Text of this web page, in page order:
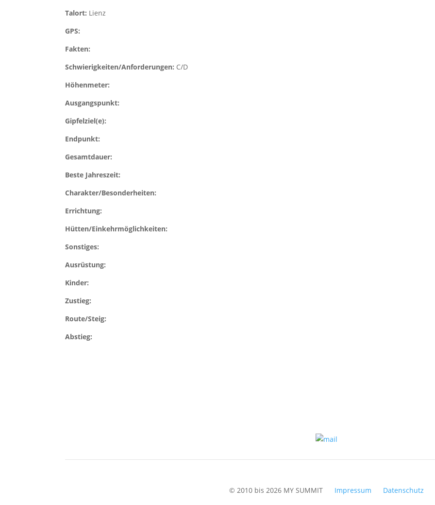
Talort: Lienz
GPS:
Fakten:
Schwierigkeiten/Anforderungen: C/D
Höhenmeter:
Ausgangspunkt:
Gipfelziel(e):
Endpunkt:
Gesamtdauer:
Beste Jahreszeit:
Charakter/Besonderheiten:
Errichtung:
Hütten/Einkehrmöglichkeiten:
Sonstiges:
Ausrüstung:
Kinder:
Zustieg:
Route/Steig:
Abstieg:
© 2010 bis 2026 MY SUMMIT Impressum Datenschutz